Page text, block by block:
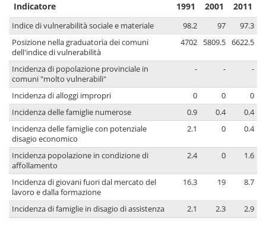
Indicatore 1991 2001 2011
Indice di vulnerabilità sociale e materiale 98.2 97
97.3
Posizione nella graduatoria dei comuni
dell'indice di vulnerabilità
4702 5809.5 6622.5
Incidenza di popolazione provinciale in
comuni "molto vulnerabili"
- - -
Incidenza di alloggi impropri 0 0
0
Incidenza delle famiglie numerose
0.9 0.4
0.4
Incidenza delle famiglie con potenziale
disagio economico
2.1 0 0.4
Incidenza popolazione in condizione di
affollamento
2.4 0 1.6
Incidenza di giovani fuori dal mercato del
lavoro e dalla formazione
16.3 19 8.7
Incidenza di famiglie in disagio di assistenza 2.1 2.3 2.9